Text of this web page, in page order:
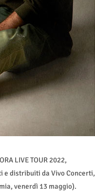
LIVE TOUR 2022,
e distribuiti da Vivo Concerti,
venerdì 13 maggio).